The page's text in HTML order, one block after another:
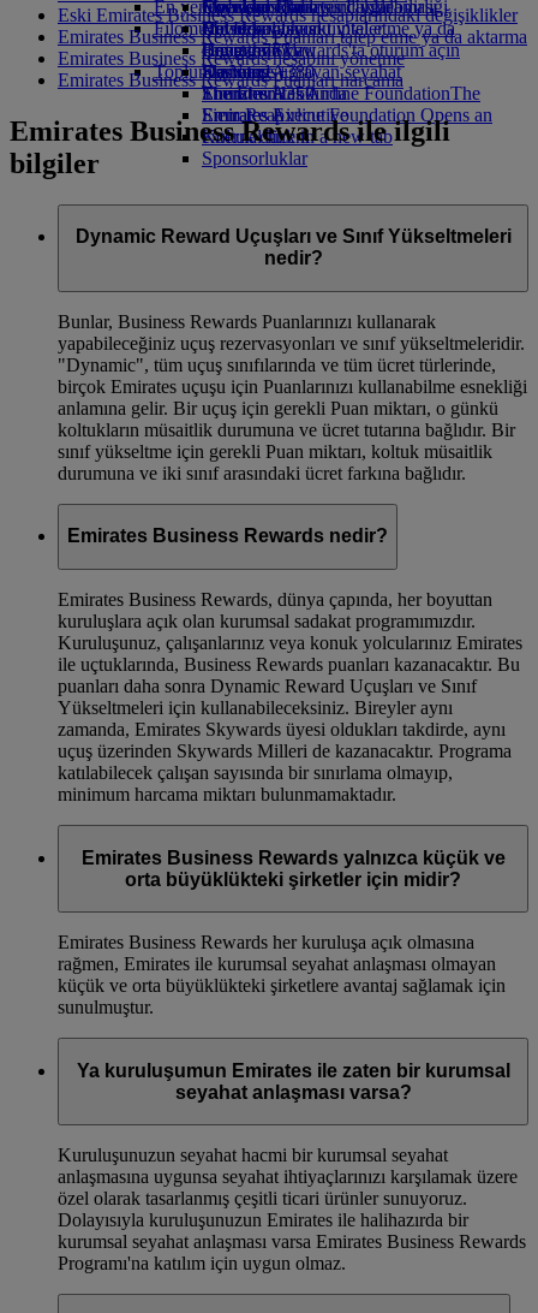
İçecekler
Filomuz
Boeing 777
Emirates A380
Emirates A350
Emirates Executive
Koltuk düzeni
Çocuklar için oyuncaklar
Çocuklar için aktiviteler
Operasyonların sürdürülebilirliği
Çevre politikası
Çevre raporları
Toplumlarımız
The Emirates Airline FoundationThe
Emirates Airline Foundation Opens an
external link in a new tab
Sponsorluklar
En yeni varış noktaları
Helsinki
Hangzhou'ya
Da Nang
Shenzhen
Siem Reap
Skywards Rail
Mil Hesaplayıcı
Emirates Skywards'ta oturum açın
Skywards+
Mobil ve Emirates Uygulaması
Bir rezervasyonu iptal etme ya da
değiştirme
Kesintiye uğrayan seyahat
Emirates Hakkında
Eski Emirates Business Rewards hesaplarındaki değişiklikler
Emirates Business Rewards Puanları talep etme ya da aktarma
Emirates Business Rewards hesabını yönetme
Emirates Business Rewards Puanları harcama
Emirates Business Rewards ile ilgili
bilgiler
Dynamic Reward Uçuşları ve Sınıf Yükseltmeleri
nedir?
Bunlar, Business Rewards Puanlarınızı kullanarak
yapabileceğiniz uçuş rezervasyonları ve sınıf yükseltmeleridir.
"Dynamic", tüm uçuş sınıfılarında ve tüm ücret türlerinde,
birçok Emirates uçuşu için Puanlarınızı kullanabilme esnekliği
anlamına gelir. Bir uçuş için gerekli Puan miktarı, o günkü
koltukların müsaitlik durumuna ve ücret tutarına bağlıdır. Bir
sınıf yükseltme için gerekli Puan miktarı, koltuk müsaitlik
durumuna ve iki sınıf arasındaki ücret farkına bağlıdır.
Emirates Business Rewards nedir?
Emirates Business Rewards, dünya çapında, her boyuttan
kuruluşlara açık olan kurumsal sadakat programımızdır.
Kuruluşunuz, çalışanlarınız veya konuk yolcularınız Emirates
ile uçtuklarında, Business Rewards puanları kazanacaktır. Bu
puanları daha sonra Dynamic Reward Uçuşları ve Sınıf
Yükseltmeleri için kullanabileceksiniz. Bireyler aynı
zamanda, Emirates Skywards üyesi oldukları takdirde, aynı
uçuş üzerinden Skywards Milleri de kazanacaktır. Programa
katılabilecek çalışan sayısında bir sınırlama olmayıp,
minimum harcama miktarı bulunmamaktadır.
Emirates Business Rewards yalnızca küçük ve
orta büyüklükteki şirketler için midir?
Emirates Business Rewards her kuruluşa açık olmasına
rağmen, Emirates ile kurumsal seyahat anlaşması olmayan
küçük ve orta büyüklükteki şirketlere avantaj sağlamak için
sunulmuştur.
Ya kuruluşumun Emirates ile zaten bir kurumsal
seyahat anlaşması varsa?
Kuruluşunuzun seyahat hacmi bir kurumsal seyahat
anlaşmasına uygunsa seyahat ihtiyaçlarınızı karşılamak üzere
özel olarak tasarlanmış çeşitli ticari ürünler sunuyoruz.
Dolayısıyla kuruluşunuzun Emirates ile halihazırda bir
kurumsal seyahat anlaşması varsa Emirates Business Rewards
Programı'na katılım için uygun olmaz.